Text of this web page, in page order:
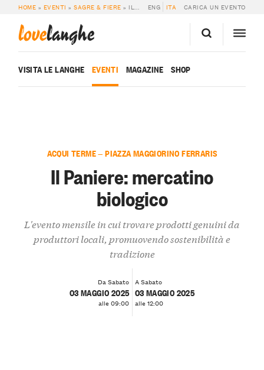
HOME » EVENTI »SAGRE & FIERE » IL PANIERE: MERCATINO BIOLOGICO ENG ITA CARICA UN EVENTO
lovelanghe
VISITA LE LANGHE EVENTI MAGAZINE SHOP
ACQUI TERME — PIAZZA MAGGIORINO FERRARIS
Il Paniere: mercatino
biologico
L'evento mensile in cui trovare prodotti genuini da
produttori locali, promuovendo sostenibilità e
tradizione
Da Sabato
03 MAGGIO 2025
alle 09:00
A Sabato
03 MAGGIO 2025
alle 12:00